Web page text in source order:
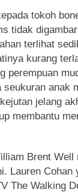
tokoh
tidak
terlihat
kurang
perempuan
anak
jelang
membantu
Brent Well
Lauren Cohan
The Walking